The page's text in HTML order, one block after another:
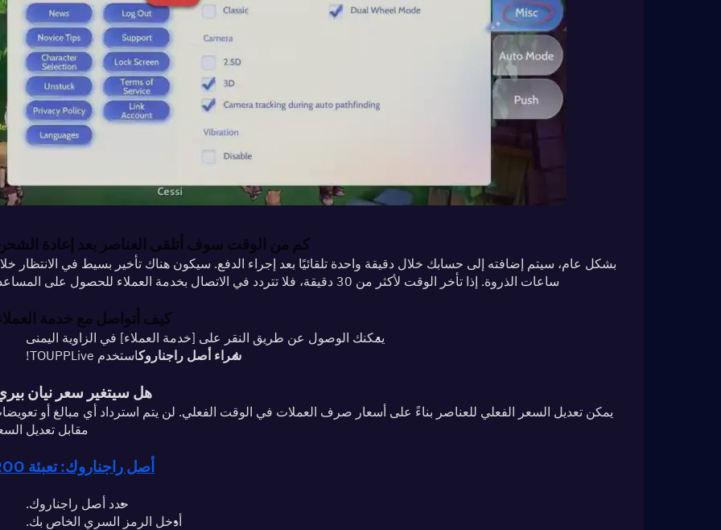
كم من الوقت سوف أتلقى العناصر بعد إعادة
ساعات الذروة. إذا تأخر الوقت لأكثر من 30 دقيقة، فلا تتردد في الاتصال بخدمة العملاء للحصول على المساعدة.
كيف أتواصل مع خدمة
يمكنك الوصول عن طريق النقر على [خدمة العملاء] في الزاوية اليمنى
شراء أصل راجناروكاستخدم TOUPPLive!
هل سيتغير سعر نيان
مقابل تعديل
أصل راجناروك: تعبئة ROO:
حدد أصل راجناروك.
أدخل الرمز السري الخاص بك.